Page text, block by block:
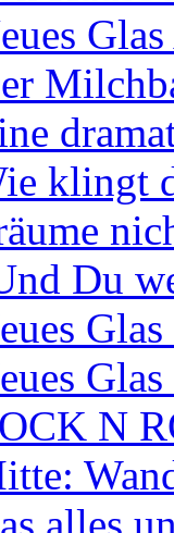
klingt
Du
Glas
Glas
N
alles